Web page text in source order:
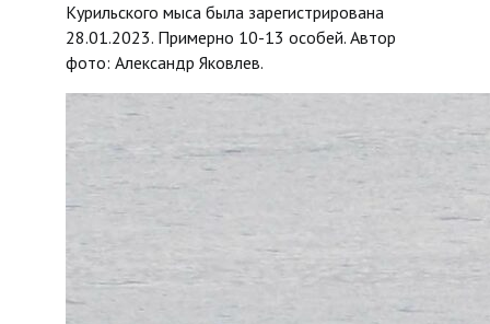
Курильского мыса была зарегистрирована
28.01.2023. Примерно 10-13 особей. Автор
фото: Александр Яковлев.